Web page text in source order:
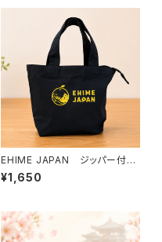
EHIME JAPAN ジッパー付き
トートバッグ（S）
¥1,650